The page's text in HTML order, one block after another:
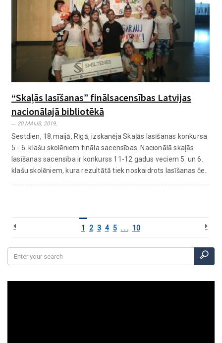
“Skaļās lasīšanas” finālsacensības Latvijas
nacionālajā bibliotēkā
20 MAIJS, 2019,
Sestdien, 18.maijā, Rīgā, izskanēja Skaļās lasīšanas konkursa
5.- 6. klašu skolēniem fināla sacensības. Nacionālā skaļās
lasīšanas sacensība ir konkurss 11-12 gadus veciem 5. un 6.
klašu skolēniem, kura rezultātā tiek noskaidrots lasīšanas če..
1 2 3 4 5 . . . 10